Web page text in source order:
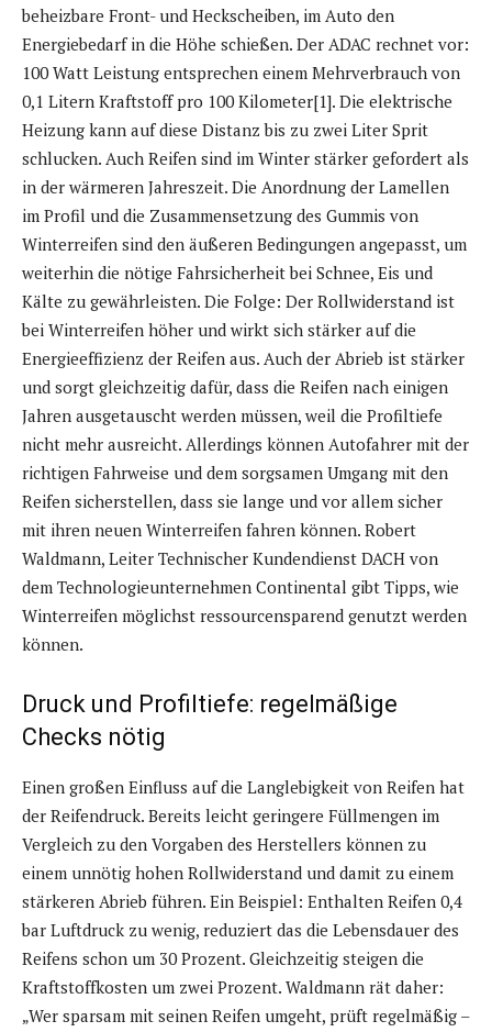
beheizbare Front- und Heckscheiben, im Auto den
Energiebedarf in die Höhe schießen. Der ADAC rechnet vor:
100 Watt Leistung entsprechen einem Mehrverbrauch von
0,1 Litern Kraftstoff pro 100 Kilometer[1]. Die elektrische
Heizung kann auf diese Distanz bis zu zwei Liter Sprit
schlucken. Auch Reifen sind im Winter stärker gefordert als
in der wärmeren Jahreszeit. Die Anordnung der Lamellen
im Profil und die Zusammensetzung des Gummis von
Winterreifen sind den äußeren Bedingungen angepasst, um
weiterhin die nötige Fahrsicherheit bei Schnee, Eis und
Kälte zu gewährleisten. Die Folge: Der Rollwiderstand ist
bei Winterreifen höher und wirkt sich stärker auf die
Energieeffizienz der Reifen aus. Auch der Abrieb ist stärker
und sorgt gleichzeitig dafür, dass die Reifen nach einigen
Jahren ausgetauscht werden müssen, weil die Profiltiefe
nicht mehr ausreicht. Allerdings können Autofahrer mit der
richtigen Fahrweise und dem sorgsamen Umgang mit den
Reifen sicherstellen, dass sie lange und vor allem sicher
mit ihren neuen Winterreifen fahren können. Robert
Waldmann, Leiter Technischer Kundendienst DACH von
dem Technologieunternehmen Continental gibt Tipps, wie
Winterreifen möglichst ressourcensparend genutzt werden
können.
Druck und Profiltiefe: regelmäßige
Checks nötig
Einen großen Einfluss auf die Langlebigkeit von Reifen hat
der Reifendruck. Bereits leicht geringere Füllmengen im
Vergleich zu den Vorgaben des Herstellers können zu
einem unnötig hohen Rollwiderstand und damit zu einem
stärkeren Abrieb führen. Ein Beispiel: Enthalten Reifen 0,4
bar Luftdruck zu wenig, reduziert das die Lebensdauer des
Reifens schon um 30 Prozent. Gleichzeitig steigen die
Kraftstoffkosten um zwei Prozent. Waldmann rät daher:
„Wer sparsam mit seinen Reifen umgeht, prüft regelmäßig –